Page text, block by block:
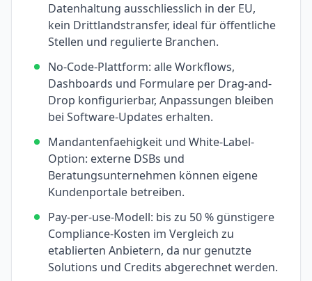
Datenhaltung ausschliesslich in der EU,
kein Drittlandstransfer, ideal für öffentliche
Stellen und regulierte Branchen.
No-Code-Plattform: alle Workflows,
Dashboards und Formulare per Drag-and-
Drop konfigurierbar, Anpassungen bleiben
bei Software-Updates erhalten.
Mandantenfaehigkeit und White-Label-
Option: externe DSBs und
Beratungsunternehmen können eigene
Kundenportale betreiben.
Pay-per-use-Modell: bis zu 50 % günstigere
Compliance-Kosten im Vergleich zu
etablierten Anbietern, da nur genutzte
Solutions und Credits abgerechnet werden.